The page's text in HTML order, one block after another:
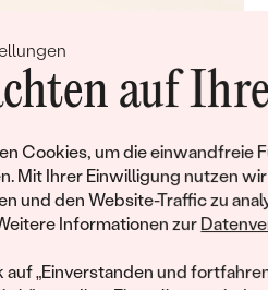
auf
Cookies, um die einwandfreie
Mit Ihrer Einwilligung nutzen
und den Website-Traffic zu
Informationen zur
auf „Einverstanden und
Sie haben alle Artikel in